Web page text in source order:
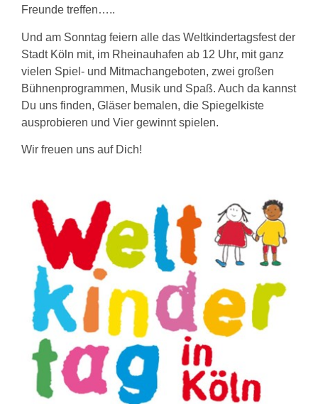
Freunde treffen…..
Und am Sonntag feiern alle das Weltkindertagsfest der
Stadt Köln mit, im Rheinauhafen ab 12 Uhr, mit ganz
vielen Spiel- und Mitmachangeboten, zwei großen
Bühnenprogrammen, Musik und Spaß. Auch da kannst
Du uns finden, Gläser bemalen, die Spiegelkiste
ausprobieren und Vier gewinnt spielen.
Wir freuen uns auf Dich!